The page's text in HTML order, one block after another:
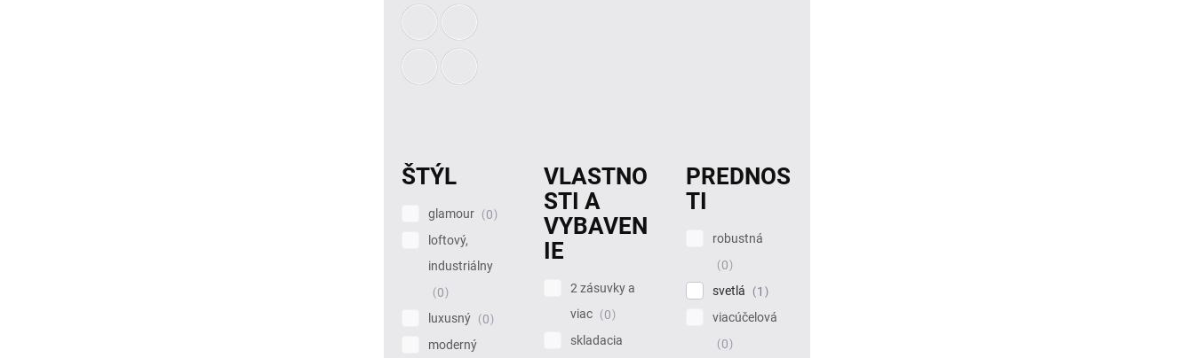
ŠTÝL
glamour
0
loftový,
industriálny
0
luxusný
0
moderný
VLASTNO
STI A
VYBAVEN
IE
2 zásuvky a
viac
0
skladacia
PREDNOS
TI
robustná
0
svetlá
1
viacúčelová
0